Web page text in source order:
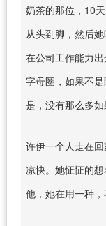
奶茶的那位，10
从头到脚，然后
在公司工作能力
字母圈，如果不
是，没有那么多如
许伊一个人走在
凉快。她怔怔的
他，她在用一种，